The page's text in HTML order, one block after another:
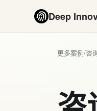
Deep
更多案例/咨